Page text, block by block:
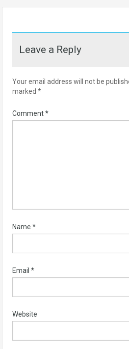
Leave a Reply
Your email address will not be
marked *
Comment*
Name *
Email *
Website